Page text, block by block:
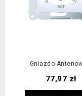
Gniazdo
Cena
77,97 zł